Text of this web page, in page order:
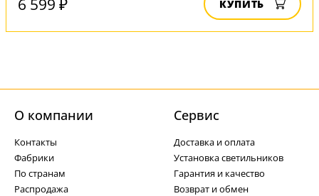
КУПИТЬ
О компании
Контакты
Фабрики
По странам
Распродажа
Cервис
Доставка и оплата
Установка светильников
Гарантия и качество
Возврат и обмен